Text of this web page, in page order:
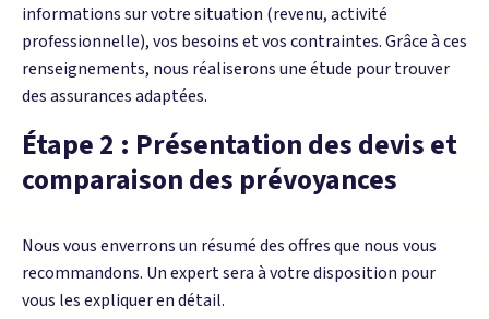
informations sur votre situation (revenu, activité
professionnelle), vos besoins et vos contraintes. Grâce à ces
renseignements, nous réaliserons une étude pour trouver
des assurances adaptées.
Étape 2 : Présentation des devis et
comparaison des prévoyances
Nous vous enverrons un résumé des offres que nous vous
recommandons. Un expert sera à votre disposition pour
vous les expliquer en détail.